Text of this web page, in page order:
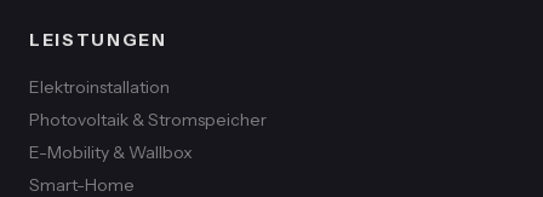
LEISTUNGEN
Elektroinstallation
Photovoltaik & Stromspeicher
E-Mobility & Wallbox
Smart-Home